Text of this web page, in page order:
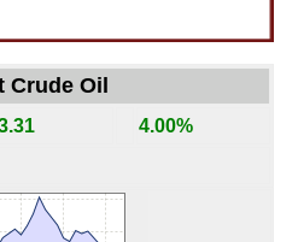
Crude Oil
4.00%